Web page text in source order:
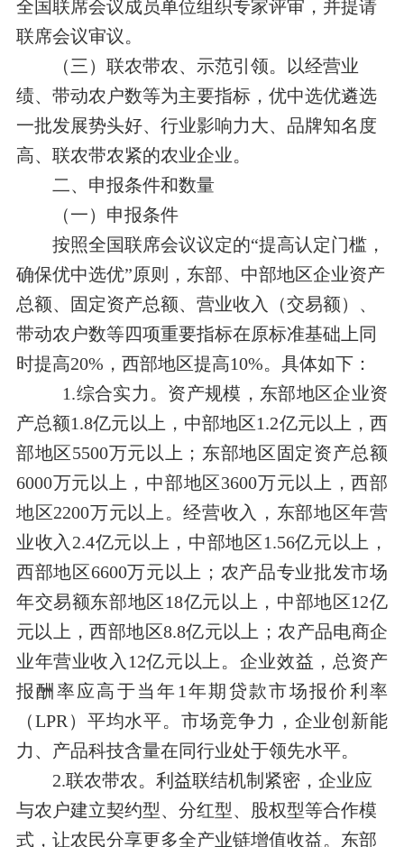
全国联席会议成员单位组织专家评审，并提请
联席会议审议。
（三）联农带农、示范引领。
以经营业
绩、带动农户数等为主要指标，优中选优遴选
一批发展势头好、行业影响力大、品牌知名度
高、联农带农紧的农业企业。
二、申报条件和数量
（一）申报条件
按照全国联席会议议定的“提高认定门槛，
确保优中选优”原则，东部、中部地区企业资产
总额、固定资产总额、营业收入（交易额）、
带动农户数等四项重要指标在原标准基础上同
时提高20%，西部地区提高10%。具体如下：
1.综合实力。 资产规模 ，东部地区企业资
产总额1.8亿元以上，中部地区1.2亿元以上，西
部地区5500万元以上；东部地区固定资产总额
6000万元以上，中部地区3600万元以上，西部
地区2200万元以上。经营收入
，东部地区年营
业收入2.4亿元以上，中部地区1.56亿元以上，
西部地区6600万元以上；农产品专业批发市场
年交易额东部地区18亿元以上，中部地区12亿
元以上，西部地区8.8亿元以上；农产品电商企
业年营业收入12亿元以上。 企业效益 ，总资产
报酬率应高于当年1年期贷款市场报价利率
（LPR）平均水平。市场竞争力 ，企业创新能
力、产品科技含量在同行业处于领先水平。
2.联农带农。 利益联结机制紧密， 企业应
与农户建立契约型、分红型、股权型等合作模
式，让农民分享更多全产业链增值收益。东部